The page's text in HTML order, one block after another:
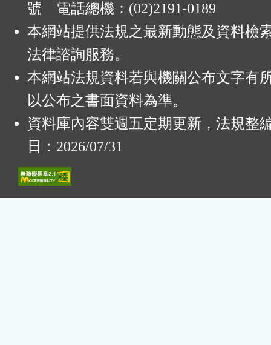
號 電話總機：(02)2191-0189
本網站提供法規之最新動態及資料檢
法律諮詢服務。
本網站法規資料若與機關公布文字有
以公布之書面資料為準。
資料庫內容雙週五定期更新，法規整
日：2026/07/31